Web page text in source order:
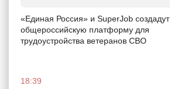
«Единая Россия» и SuperJob создадут
общероссийскую платформу для
трудоустройства ветеранов СВО
18:39